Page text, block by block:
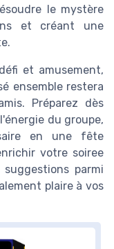
le mystère
et créant une
et amusement,
ensemble restera
Préparez dès
du groupe,
en une fête
votre soiree
parmi
plaire à vos